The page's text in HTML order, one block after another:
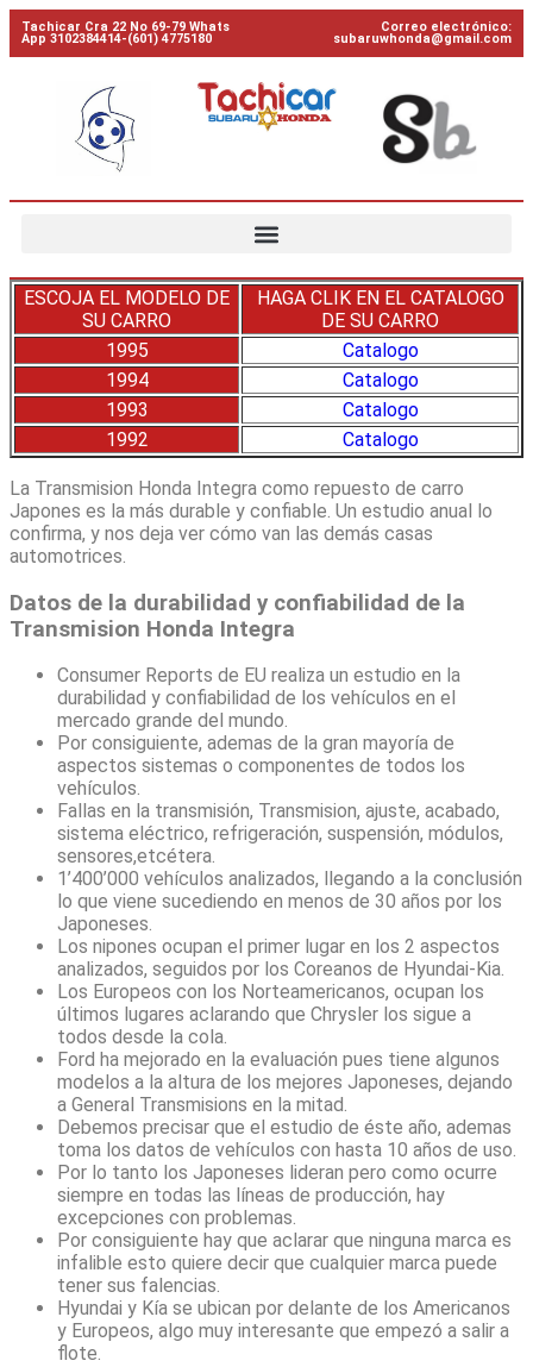
Tachicar Cra 22 No 69-79 Whats
App 3102384414-(601) 4775180
Correo electrónico:
subaruwhonda@gmail.com
ESCOJA EL MODELO DE
SU CARRO
HAGA CLIK EN EL CATALOGO
DE SU CARRO
1995
Catalogo
1994
Catalogo
1993
Catalogo
1992
Catalogo
La Transmision Honda Integra como repuesto de carro
Japones es la más durable y confiable. Un estudio anual lo
confirma, y nos deja ver cómo van las demás casas
automotrices.
Datos de la durabilidad y confiabilidad de la
Transmision Honda Integra
Consumer Reports de EU realiza un estudio en la
durabilidad y confiabilidad de los vehículos en el
mercado grande del mundo.
Por consiguiente, ademas de la gran mayoría de
aspectos sistemas o componentes de todos los
vehículos.
Fallas en la transmisión, Transmision, ajuste, acabado,
sistema eléctrico, refrigeración, suspensión, módulos,
sensores,etcétera.
1’400’000 vehículos analizados, llegando a la conclusión
lo que viene sucediendo en menos de 30 años por los
Japoneses.
Los nipones ocupan el primer lugar en los 2 aspectos
analizados, seguidos por los Coreanos de Hyundai-Kia.
Los Europeos con los Norteamericanos, ocupan los
últimos lugares aclarando que Chrysler los sigue a
todos desde la cola.
Ford ha mejorado en la evaluación pues tiene algunos
modelos a la altura de los mejores Japoneses, dejando
a General Transmisions en la mitad.
Debemos precisar que el estudio de éste año, ademas
toma los datos de vehículos con hasta 10 años de uso.
Por lo tanto los Japoneses lideran pero como ocurre
siempre en todas las líneas de producción, hay
excepciones con problemas.
Por consiguiente hay que aclarar que ninguna marca es
infalible esto quiere decir que cualquier marca puede
tener sus falencias.
Hyundai y Kía se ubican por delante de los Americanos
y Europeos, algo muy interesante que empezó a salir a
flote.